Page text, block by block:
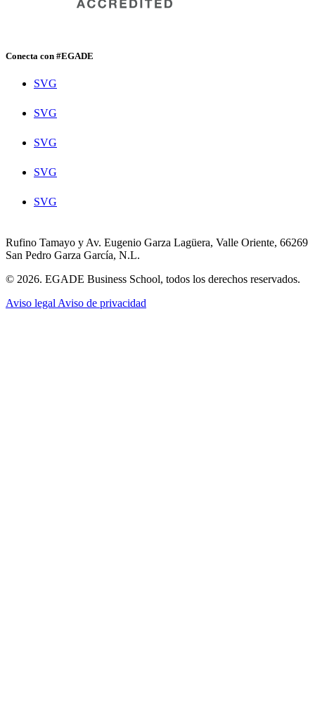
Conecta con #EGADE
SVG
SVG
SVG
SVG
SVG
Rufino Tamayo y Av. Eugenio Garza Lagüera, Valle Oriente, 66269
San Pedro Garza García, N.L.
© 2026. EGADE Business School, todos los derechos reservados.
Aviso legal Aviso de privacidad